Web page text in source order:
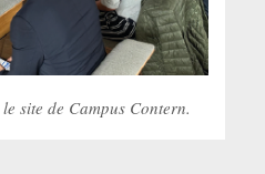
site de Campus Contern.